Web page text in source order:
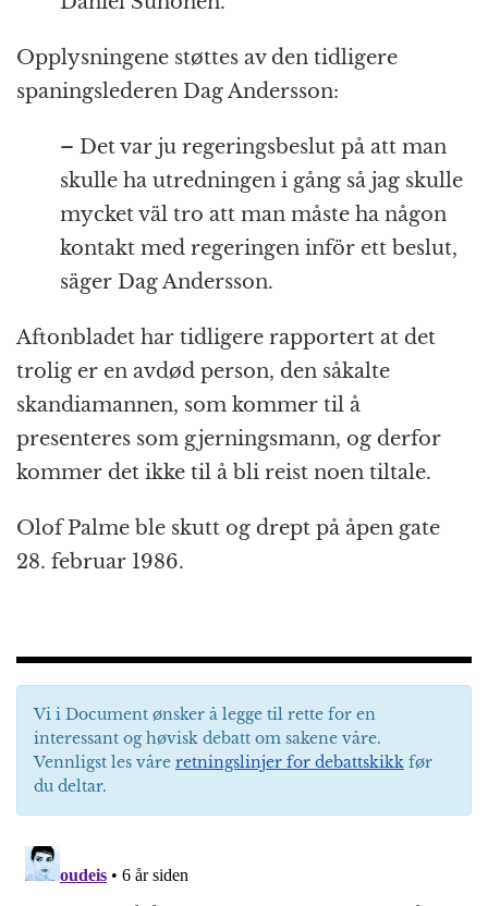
Opplysningene støttes av den tidligere
spaningslederen Dag Andersson:
– Det var ju regeringsbeslut på att man
skulle ha utredningen i gång så jag skulle
mycket väl tro att man måste ha någon
kontakt med regeringen inför ett beslut,
säger Dag Andersson.
Aftonbladet har tidligere rapportert at det
trolig er en avdød person, den såkalte
skandiamannen, som kommer til å
presenteres som gjerningsmann, og derfor
kommer det ikke til å bli reist noen tiltale.
Olof Palme ble skutt og drept på åpen gate
28. februar 1986.
Vi i Document ønsker å legge til rette for en
interessant og høvisk debatt om sakene våre.
Vennligst les våre retningslinjer for debattskikk før
du deltar.